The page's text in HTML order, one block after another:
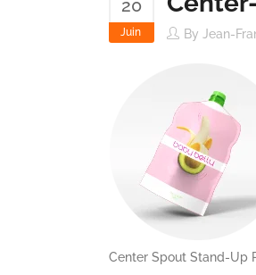
20
Juin By Jean-
Center Spout Stand-Up